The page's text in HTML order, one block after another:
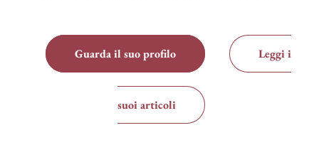
Guarda il suo profilo Leggi i
suoi articoli